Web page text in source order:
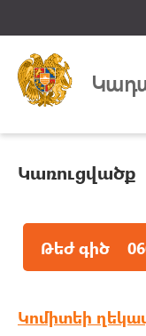
Կառուցվածք
Թեժ գիծ
Կոմիտեի
Մուտք